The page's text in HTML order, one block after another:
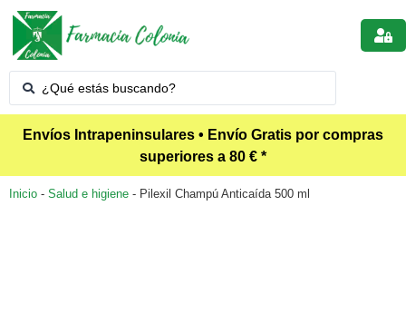
Envíos Intrapeninsulares • Envío Gratis por compras
superiores a 80 € *
Inicio - Salud e higiene - Pilexil Champú Anticaída 500 ml